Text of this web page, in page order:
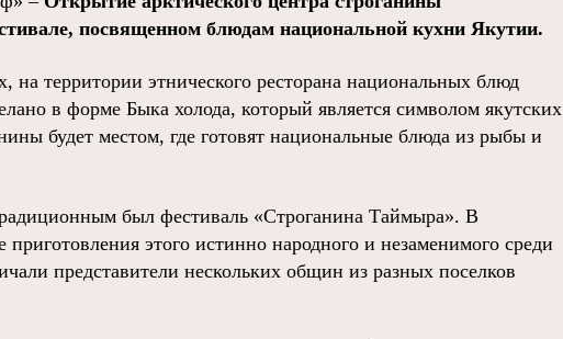
посвященном блюдам национальной кухни Якутии.
на территории этнического ресторана национальных блюд
в форме Быка холода, который является символом якутских
будет местом, где готовят национальные блюда из рыбы и
был фестиваль «Строганина Таймыра». В
этого истинно народного и незаменимого среди
представители нескольких общин из разных поселков